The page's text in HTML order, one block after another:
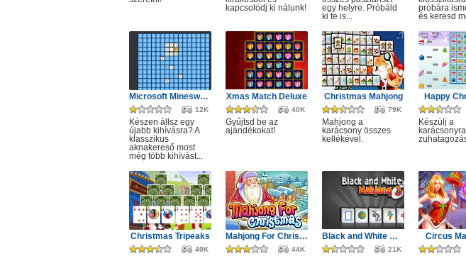
kapcsolódj ki nálunk!
egy helyre. Próbáld
ki te is...
próbára
és keresd
Microsoft Minesweeper
12K
Készen állsz egy
újabb kihívásra? A
klasszikus
aknakereső most
még több kihívást...
Xmas Match Deluxe
40K
Gyűjtsd be az
ajándékokat!
Christmas Mahjong
79K
Mahjong a
karácsony összes
kellékével.
Happy
Készülj a
Christmas Tripeaks
40K
Mahjong For Christmas
44K
Black and White Mahjong 3
21K
Circus